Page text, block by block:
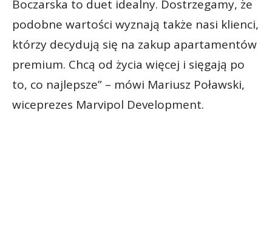
Boczarska to duet idealny. Dostrzegamy, że
podobne wartości wyznają także nasi klienci,
którzy decydują się na zakup apartamentów
premium. Chcą od życia więcej i sięgają po
to, co najlepsze” – mówi Mariusz Poławski,
wiceprezes Marvipol Development.